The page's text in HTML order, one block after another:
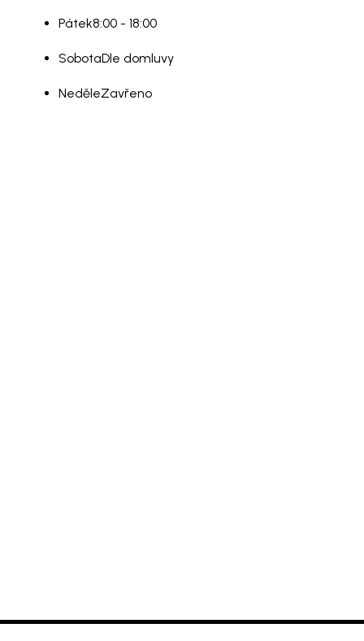
Pátek8:00 - 18:00
SobotaDle domluvy
NeděleZavřeno